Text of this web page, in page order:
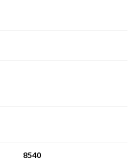
8540